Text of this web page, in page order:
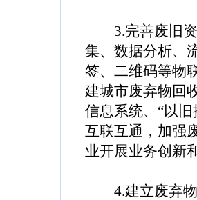
3.完善废旧资
集、数据分析、
签、二维码等物
建城市废弃物回
信息系统、“以
互联互通，加强
业开展业务创新
4.建立废弃物